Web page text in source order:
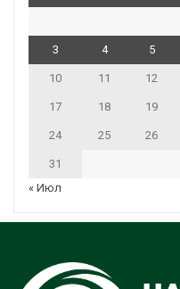
3 4 5
10 11 12
17 18 19
24 25 26
31
« Июл